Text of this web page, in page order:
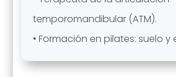
temporomandibular (ATM).
• Formación en pilates: suelo y